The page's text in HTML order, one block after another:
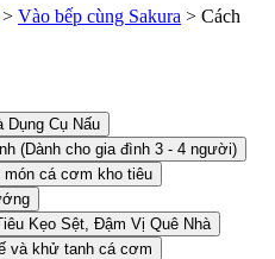
> Vào bếp cùng Sakura > Cách
Dụng Cụ Nấu
(Dành cho gia đình 3 - 4 người)
món cá cơm kho tiêu
Kẹo Sệt, Đậm Vị Quê Nhà
và khử tanh cá cơm